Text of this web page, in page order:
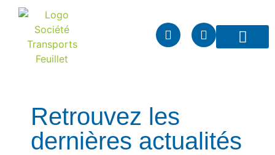
Retrouvez les
dernières actualités